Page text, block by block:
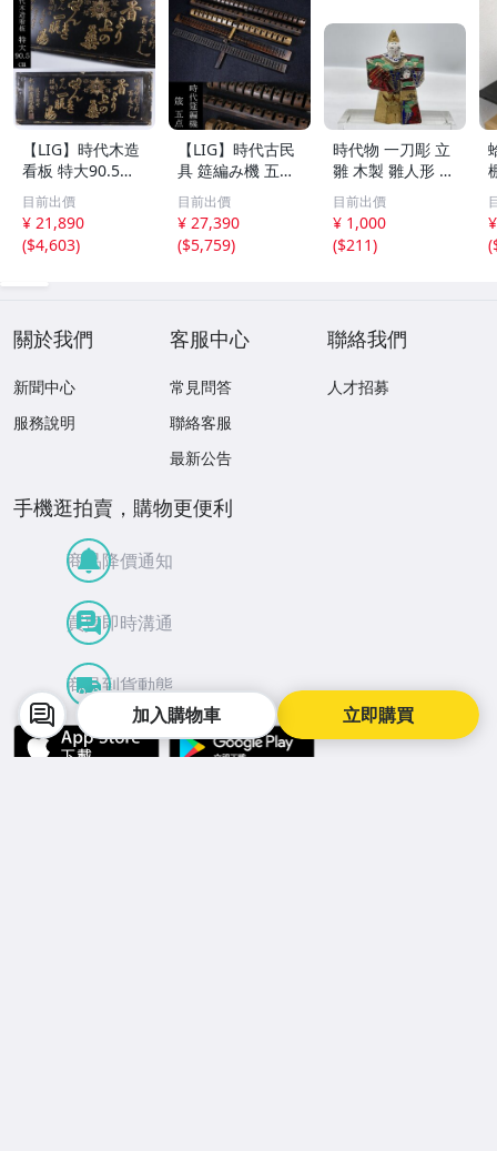
立即購買
加入購物車
【LIG】時代木造
看板 特大90.5㎝
金彩 本舗 高田徳
左衛門 古美術品
2606.676
目前出價
¥ 21,890
($4,603)
【LIG】時代古民
具 筵編み機 五点
むしろ編み 筬 お
さ 農具 古道具 26
04.458
目前出價
¥ 27,390
($5,759)
時代物 一刀彫 立
雛 木製 雛人形 木
彫彩色 小型 2.2×
3.5×H5.7cm ひな
祭り 郷土玩具 木
工芸 置物 木彫人
目前出價
¥ 1,000
($211)
(
關於我們
新聞中心
服務說明
客服中心
常見問答
聯絡客服
最新公告
聯絡我們
人才招募
手機逛拍賣，購物更便利
商品降價通知
買賣即時溝通
商品到貨動態
APP Store Google Play